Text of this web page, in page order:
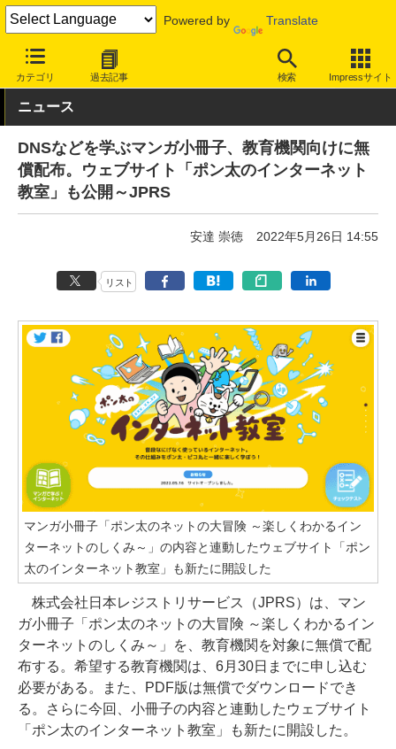
Powered by Translate
カテゴリ 過去記事 検索 Impressサイト
INTERNET Watch トピック 教育/子ども
ニュース
DNSなどを学ぶマンガ小冊子、教育機関向けに無
償配布。ウェブサイト「ポン太のインターネット
教室」も公開～JPRS
安達 崇徳 2022年5月26日 14:55
リスト
マンガ小冊子「ポン太のネットの大冒険 ～楽しくわかるイン
ターネットのしくみ～」の内容と連動したウェブサイト「ポン
太のインターネット教室」も新たに開設した
株式会社日本レジストリサービス（JPRS）は、マン
ガ小冊子「ポン太のネットの大冒険 ～楽しくわかるイン
ターネットのしくみ～」を、教育機関を対象に無償で配
布する。希望する教育機関は、6月30日までに申し込む
必要がある。また、PDF版は無償でダウンロードでき
る。さらに今回、小冊子の内容と連動したウェブサイト
「ポン太のインターネット教室」も新たに開設した。